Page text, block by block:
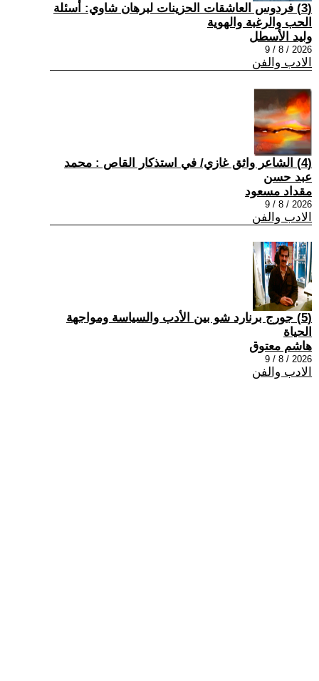
(3) فردوس العاشقات الحزينات لبرهان شاوي: أسئلة
الحب والرغبة والهوية
وليد الأسطل
2026 / 8 / 9
الادب والفن
(4) الشاعر واثق غازي/ في استذكار القاص : محمد
عبد حسن
مقداد مسعود
2026 / 8 / 9
الادب والفن
(5) جورج برنارد شو بين الأدب والسياسة ومواجهة
الحياة
هاشم معتوق
2026 / 8 / 9
الادب والفن